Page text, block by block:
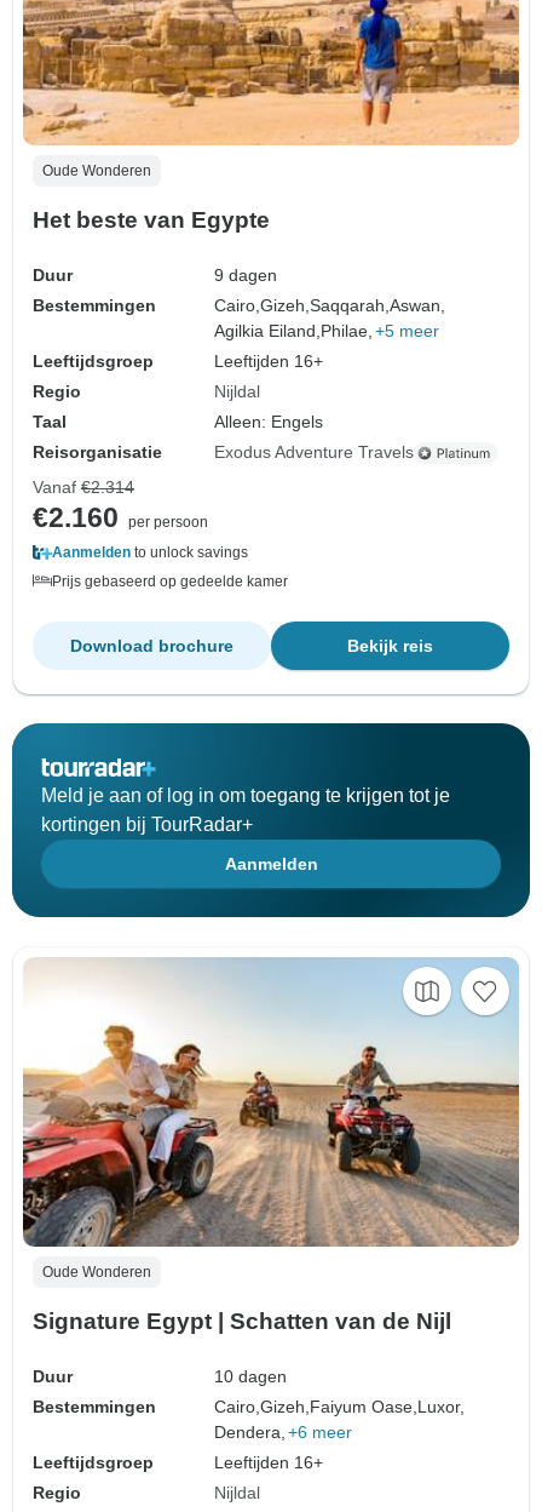
Oude Wonderen
Het beste van Egypte
Duur
9 dagen
Bestemmingen
Cairo,Gizeh,Saqqarah,Aswan,
Agilkia Eiland, Philae, +5 meer
Leeftijdsgroep
Leeftijden 16+
Regio
Nijldal
Taal
Alleen: Engels
Reisorganisatie
Exodus Adventure Travels
Vanaf €2.314
€2.160
per persoon
Aanmelden to unlock savings
Prijs gebaseerd op gedeelde kamer
Bekijk reis
Download brochure
Meld je aan of log in om toegang te krijgen tot je
kortingen bij TourRadar+
Aanmelden
Oude Wonderen
Signature Egypt | Schatten van de Nijl
Duur
10 dagen
Bestemmingen
Cairo,Gizeh,Faiyum Oase,Luxor,
Dendera, +6 meer
Leeftijdsgroep
Leeftijden 16+
Regio
Nijldal